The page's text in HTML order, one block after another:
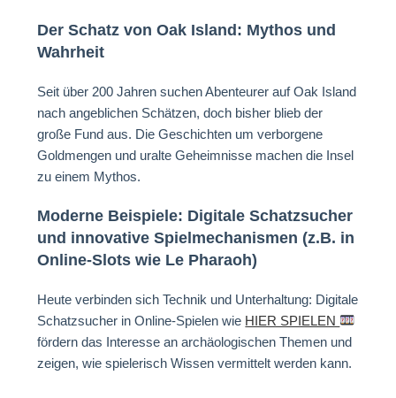
Der Schatz von Oak Island: Mythos und
Wahrheit
Seit über 200 Jahren suchen Abenteurer auf Oak Island
nach angeblichen Schätzen, doch bisher blieb der
große Fund aus. Die Geschichten um verborgene
Goldmengen und uralte Geheimnisse machen die Insel
zu einem Mythos.
Moderne Beispiele: Digitale Schatzsucher
und innovative Spielmechanismen (z.B. in
Online-Slots wie Le Pharaoh)
Heute verbinden sich Technik und Unterhaltung: Digitale
Schatzsucher in Online-Spielen wie HIER SPIELEN
fördern das Interesse an archäologischen Themen und
zeigen, wie spielerisch Wissen vermittelt werden kann.